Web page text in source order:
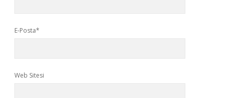
E-Posta*
Web Sitesi